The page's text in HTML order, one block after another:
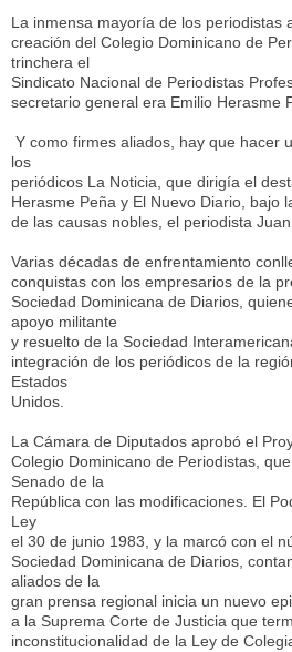
La inmensa mayoría de los periodistas
creación del Colegio Dominicano de
trinchera el
Sindicato Nacional de Periodistas
secretario general era Emilio Herasme
Y como firmes aliados, hay que hacer
los
periódicos La Noticia, que dirigía el
Herasme Peña y El Nuevo Diario, bajo
de las causas nobles, el periodista
Varias décadas de enfrentamiento
conquistas con los empresarios de la
Sociedad Dominicana de Diarios,
apoyo militante
y resuelto de la Sociedad
integración de los periódicos de la
Estados
Unidos.
La Cámara de Diputados aprobó el
Colegio Dominicano de Periodistas,
Senado de la
República con las modificaciones. El
Ley
el 30 de junio 1983, y la marcó con el
Sociedad Dominicana de Diarios,
aliados de la
gran prensa regional inicia un nuevo
a la Suprema Corte de Justicia que
inconstitucionalidad de la Ley de